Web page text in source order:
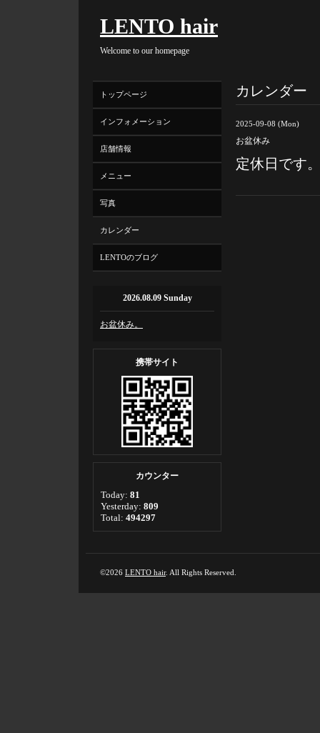
LENTO hair
Welcome to our homepage
カレンダー
2025-09-08 (Mon)
お盆休み
定休日です
トップページ
インフォメーション
店舗情報
メニュー
写真
カレンダー
LENTOのブログ
2026.08.09 Sunday
お盆休み。
携帯サイト
カウンター
Today: 81
Yesterday: 809
Total: 494297
©2026 LENTO hair. All Rights Reserved.